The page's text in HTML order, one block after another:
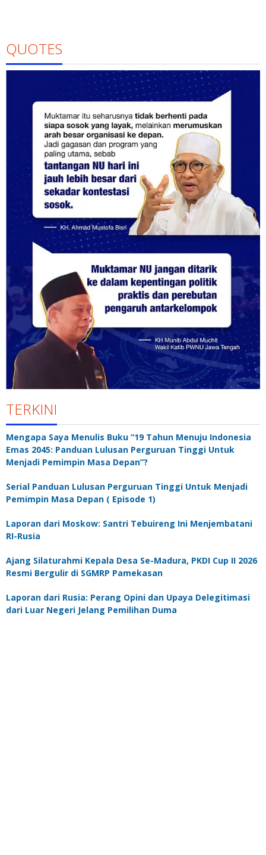
QUOTES
TERKINI
Mengapa Saya Menulis Buku “19 Tahun Menuju Indonesia
Emas 2045: Panduan Lulusan Perguruan Tinggi Untuk
Menjadi Pemimpin Masa Depan”?
Serial Panduan Lulusan Perguruan Tinggi Untuk Menjadi
Pemimpin Masa Depan ( Episode 1)
Laporan dari Moskow: Santri Tebuireng Ini Menjembatani
RI-Rusia
Ajang Silaturahmi Kepala Desa Se-Madura, PKDI Cup II 2026
Resmi Bergulir di SGMRP Pamekasan
Laporan dari Rusia: Perang Opini dan Upaya Delegitimasi
dari Luar Negeri Jelang Pemilihan Duma